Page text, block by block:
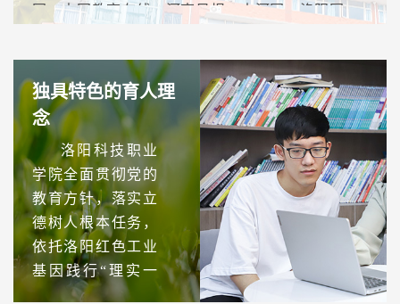
心，通过深入研究
思政工作、人才培
养、科技创新等中
心工作深度融合，
与校企共建联合党
支部和思政基地17
个，着力探索形成
一批具有推广价值
的创新型党建举
措，持续打造特色
网、中国教育在线、河南日报、大河网、洛阳网
奖”“中原十大品牌影响力典范院校”，被誉为“中国
高等职业教育改革的先行者”。
独具特色的育人理
念
洛阳科技职业
学院全面贯彻党的
教育方针，落实立
德树人根本任务，
依托洛阳红色工业
基因践行“理实一
体、知行合一”的校